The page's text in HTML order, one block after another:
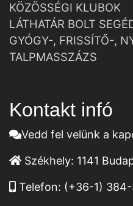
KÖZÖSSÉGI KLUBOK
LÁTHATÁR BOLT
GYÓGY-, FRISSÍTŐ-,
TALPMASSZÁZS
Kontakt infó
Vedd fel velünk a
Székhely: 1141
Telefon: (+36-1) 384-